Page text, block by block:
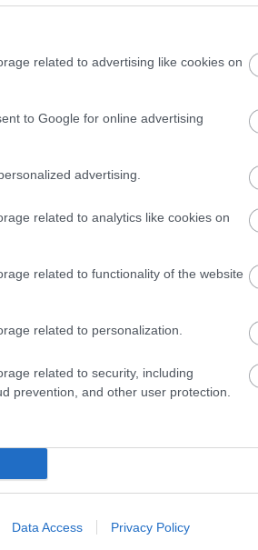
related to advertising like cookies on
to Google for online advertising
advertising.
related to analytics like cookies on
related to functionality of the website
related to personalization.
related to security, including
prevention, and other user protection.
Data Access Privacy Policy
2022
2022